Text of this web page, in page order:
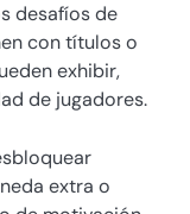
desafíos de
con títulos o
exhibir,
de jugadores.
extra o